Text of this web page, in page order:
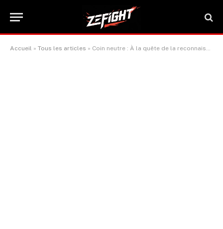
Accueil » Tous les articles » Coin neutre : À la quête de la reconnaissance pour la ceinture Zuffa